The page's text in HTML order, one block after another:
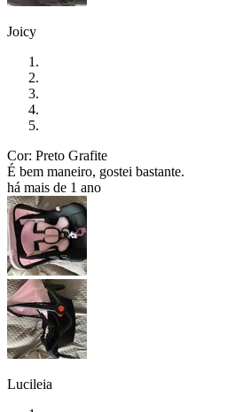
Joicy
Cor: Preto Grafite
É bem maneiro, gostei bastante.
há mais de 1 ano
Lucileia